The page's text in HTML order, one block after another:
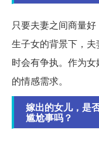
只要夫妻之间商量
生子女的背景下，
时会有争执。作为
的情感需求。
嫁出的女儿，是
尴尬事吗？